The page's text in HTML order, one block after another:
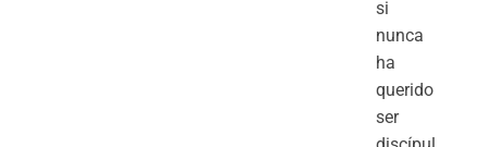
si
nunca
ha
querido
ser